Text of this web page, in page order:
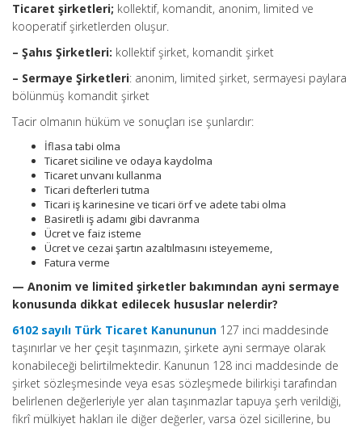
Ticaret şirketleri; kollektif, komandit, anonim, limited ve
kooperatif şirketlerden oluşur.
– Şahıs Şirketleri: kollektif şirket, komandit şirket
– Sermaye Şirketleri: anonim, limited şirket, sermayesi paylara
bölünmüş komandit şirket
Tacir olmanın hüküm ve sonuçları ise şunlardır:
İflasa tabi olma
Ticaret siciline ve odaya kaydolma
Ticaret unvanı kullanma
Ticari defterleri tutma
Ticari iş karinesine ve ticari örf ve adete tabi olma
Basiretli iş adamı gibi davranma
Ücret ve faiz isteme
Ücret ve cezai şartın azaltılmasını isteyememe,
Fatura verme
— Anonim ve limited şirketler bakımından ayni sermaye
konusunda dikkat edilecek hususlar nelerdir?
6102 sayılı Türk Ticaret Kanununun 127 inci maddesinde
taşınırlar ve her çeşit taşınmazın, şirkete ayni sermaye olarak
konabileceği belirtilmektedir. Kanunun 128 inci maddesinde de
şirket sözleşmesinde veya esas sözleşmede bilirkişi tarafından
belirlenen değerleriyle yer alan taşınmazlar tapuya şerh verildiği,
fikrî mülkiyet hakları ile diğer değerler, varsa özel sicillerine, bu